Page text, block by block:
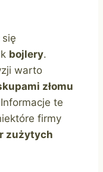
bojlery.
warto
złomu
te
firmy
zużytych